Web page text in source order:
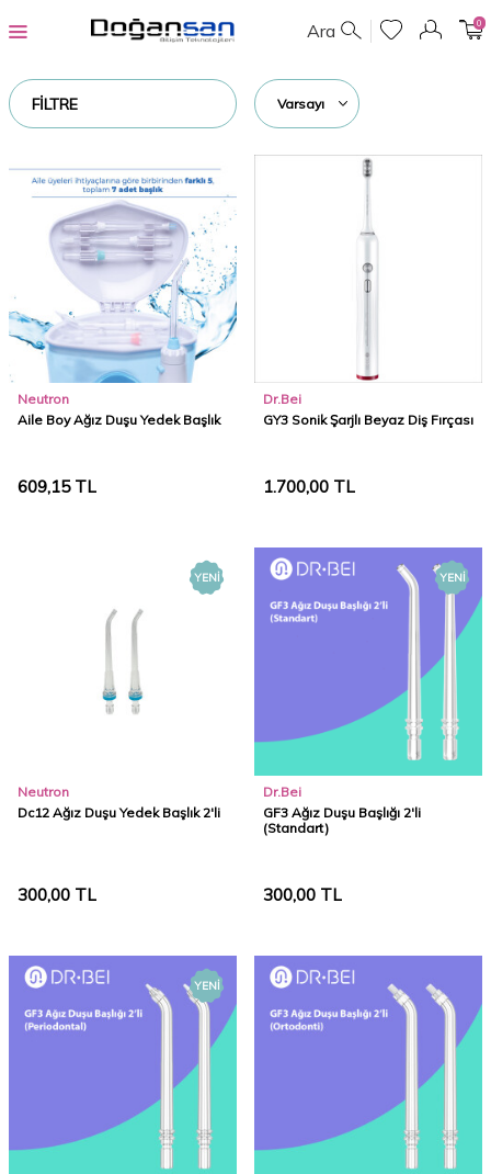
Ara 0
FILTRE
Neutron
Aile Boy Ağız Duşu Yedek Başlık
609,15TL
Dr.Bei
GY3 Sonik Şarjlı Beyaz Diş Fırçası
1.700,00 TL
YENI
Neutron
Dc12 Ağız Duşu Yedek Başlık 2'li
300,00 TL
YENI
Dr.Bei
GF3 Ağız Duşu Başlığı 2'li
(Standart)
300,00 TL
YENI